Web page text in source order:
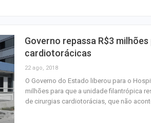
Governo repassa R$3
cardiotorácicas
22 ago, 2018
O Governo do Estado liberou para o
milhões para que a unidade filantrópica
de cirurgias cardiotorácias, que não